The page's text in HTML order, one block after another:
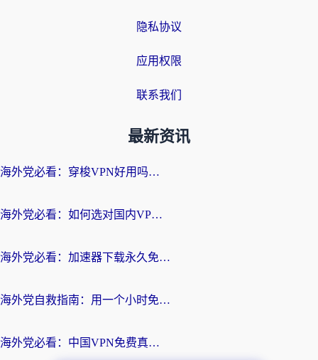
隐私协议
应用权限
联系我们
最新资讯
海外党必看：穿梭VPN好用吗？和云帆VPN对比哪个回国效果更好？附真实测评+避坑指南
海外党必看：如何选对国内VPN，实现无缝访问国内资源？
海外党必看：加速器下载永久免费版真的存在吗？教你无缝访问国内资源的正确姿势
海外党自救指南：用一个小时免费加速器，轻松打破国内资源访问壁垒？
海外党必看：中国VPN免费真的靠谱吗？手把手教你选对回国加速器